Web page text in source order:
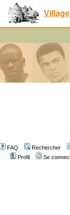
Village
FAQ
Rechercher
Profil
Se